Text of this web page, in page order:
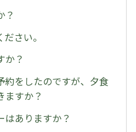
？
さい。
か？
約をしたのですが、夕食
ますか？
はありますか？